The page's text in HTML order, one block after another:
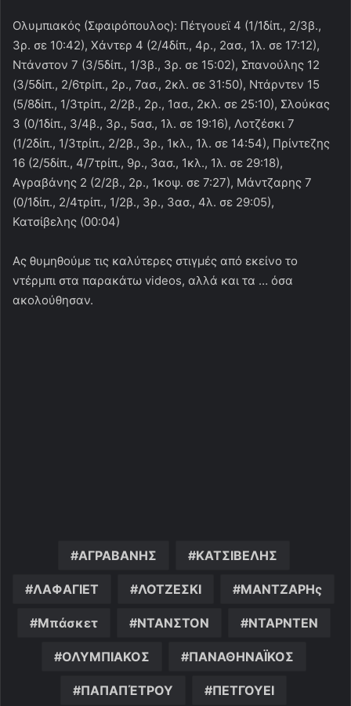
Ολυμπιακός (Σφαιρόπουλος): Πέτγουεϊ 4 (1/1δίπ., 2/3β.,
3ρ. σε 10:42), Χάντερ 4 (2/4δίπ., 4ρ., 2ασ., 1λ. σε 17:12),
Ντάνστον 7 (3/5δίπ., 1/3β., 3ρ. σε 15:02), Σπανούλης 12
(3/5δίπ., 2/6τρίπ., 2ρ., 7ασ., 2κλ. σε 31:50), Ντάρντεν 15
(5/8δίπ., 1/3τρίπ., 2/2β., 2ρ., 1ασ., 2κλ. σε 25:10), Σλούκας
3 (0/1δίπ., 3/4β., 3ρ., 5ασ., 1λ. σε 19:16), Λοτζέσκι 7
(1/2δίπ., 1/3τρίπ., 2/2β., 3ρ., 1κλ., 1λ. σε 14:54), Πρίντεζης
16 (2/5δίπ., 4/7τρίπ., 9ρ., 3ασ., 1κλ., 1λ. σε 29:18),
Αγραβάνης 2 (2/2β., 2ρ., 1κοψ. σε 7:27), Μάντζαρης 7
(0/1δίπ., 2/4τρίπ., 1/2β., 3ρ., 3ασ., 4λ. σε 29:05),
Κατσίβελης (00:04)
Ας θυμηθούμε τις καλύτερες στιγμές από εκείνο το
ντέρμπι στα παρακάτω videos, αλλά και τα … όσα
ακολούθησαν.
ΑΓΡΑΒΑΝΗΣ ΚΑΤΣΙΒΕΛΗΣ
ΛΑΦΑΓΙΕΤ ΛΟΤΖΕΣΚΙ ΜΑΝΤΖΑΡΗς
Μπάσκετ ΝΤΑΝΣΤΟΝ ΝΤΑΡΝΤΕΝ
ΟΛΥΜΠΙΑΚΟΣ ΠΑΝΑΘΗΝΑΪΚΟΣ
ΠΑΠΑΠΈΤΡΟΥ ΠΕΤΓΟΥΕΙ